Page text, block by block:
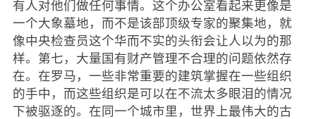
有人对他们做任何事情。这个办公室看起来更像是
一个大象墓地，而不是该部顶级专家的聚集地，就
像中央检查员这个华而不实的头衔会让人以为的那
样。第七，大量国有财产管理不合理的问题依然存
在。在罗马，一些非常重要的建筑掌握在一些组织
的手中，而这些组织是可以在不流太多眼泪的情况
下被驱逐的。在同一个城市里，世界上最伟大的古